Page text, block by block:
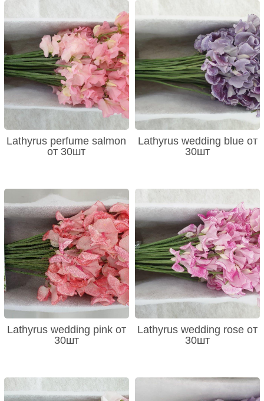
Lathyrus perfume salmon
от 30шт
Lathyrus wedding blue от
30шт
Lathyrus wedding pink от
30шт
Lathyrus wedding rose от
30шт